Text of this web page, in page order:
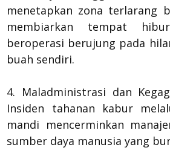
menetapkan zona terlarang
membiarkan tempat
beroperasi berujung pada
buah sendiri.
4. Maladministrasi dan
Insiden tahanan kabur
mandi mencerminkan
sumber daya manusia yang